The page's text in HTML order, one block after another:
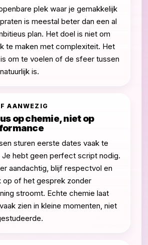
plek waar je gemakkelijk
is meestal beter dan een al
plan. Het doel is niet om
te maken met complexiteit. Het
om te voelen of de sfeer tussen
is.
AANWEZIG
op chemie, niet op
sturen eerste dates vaak te
Je hebt geen perfect script nodig.
aandachtig, blijf respectvol en
op of het gesprek zonder
stroomt. Echte chemie laat
zien in kleine momenten, niet